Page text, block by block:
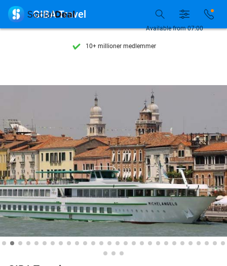
Tilgængelig 7 dage om ugen
10+ millioner medlemmer
Tilgængelig 7 dage om ugen
10+ millioner medlemmer
Available from 07:00
 GIBA Travel